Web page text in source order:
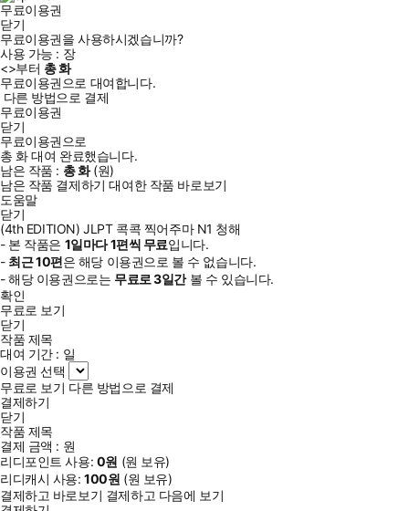
무료이용권
닫기
무료이용권을 사용하시겠습니까?
사용 가능 : 장
<>부터 총화
무료이용권으로 대여합니다.
다른 방법으로 결제
무료이용권
닫기
무료이용권으로
총 화대여 완료했습니다.
남은 작품 : 총화(원)
남은 작품 결제하기 대여한 작품 바로보기
도움말
닫기
(4th EDITION) JLPT 콕콕 찍어주마 N1 청해
- 본 작품은 1일마다1편씩 무료입니다.
- 최근10편은 해당 이용권으로 볼 수 없습니다.
- 해당 이용권으로는 무료로3일간볼 수 있습니다.
확인
무료로 보기
닫기
작품 제목
대여 기간 : 일
이용권 선택
무료로 보기 다른 방법으로 결제
결제하기
닫기
작품 제목
결제 금액 : 원
리디포인트 사용: 0원 (원 보유)
리디캐시 사용:100원 (원 보유)
결제하고 바로보기 결제하고 다음에 보기